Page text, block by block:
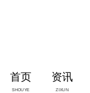
首页
SHOUYE
资讯
ZIXUN